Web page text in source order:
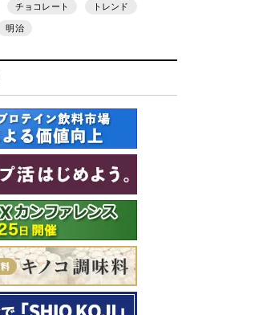
チョコレート トレンド
明治